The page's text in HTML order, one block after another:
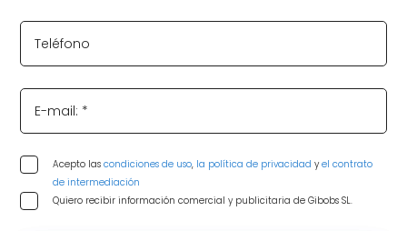
Teléfono
E-mail: *
Acepto lascondiciones de uso, la política de privacidad yel contrato
de intermediación
Quiero recibir información comercial y publicitaria de Gibobs SL.